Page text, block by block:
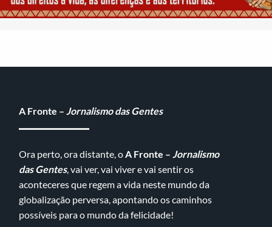
A Fronte – Jornalismo das Gentes
Ora perto, ora distante, oA Fronte – Jornalismo
das Gentes, vai ver, vai viver e vai sentir os
aconteceres que regem a vida neste mundo da
globalização perversa, apontando os caminhos
possíveis para o mundo da felicidade!